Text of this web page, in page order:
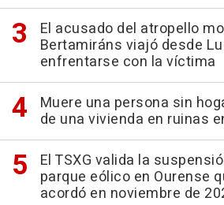
El acusado del atropello
Bertamiráns viajó desde
enfrentarse con la víctima
Muere una persona sin
de una vivienda en ruinas
El TSXG valida la
parque eólico en Ourense
acordó en noviembre de